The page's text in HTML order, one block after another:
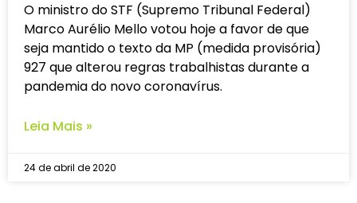
O ministro do STF (Supremo Tribunal Federal)
Marco Aurélio Mello votou hoje a favor de que
seja mantido o texto da MP (medida provisória)
927 que alterou regras trabalhistas durante a
pandemia do novo coronavírus.
Leia Mais »
24 de abril de 2020